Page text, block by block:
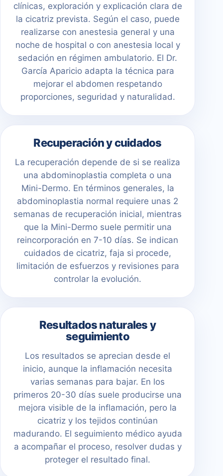
clínicas, exploración y explicación clara de
la cicatriz prevista. Según el caso, puede
realizarse con anestesia general y una
noche de hospital o con anestesia local y
sedación en régimen ambulatorio. El Dr.
García Aparicio adapta la técnica para
mejorar el abdomen respetando
proporciones, seguridad y naturalidad.
Recuperación y cuidados
La recuperación depende de si se realiza
una abdominoplastia completa o una
Mini-Dermo. En términos generales, la
abdominoplastia normal requiere unas 2
semanas de recuperación inicial, mientras
que la Mini-Dermo suele permitir una
reincorporación en 7-10 días. Se indican
cuidados de cicatriz, faja si procede,
limitación de esfuerzos y revisiones para
controlar la evolución.
Resultados naturales y
seguimiento
Los resultados se aprecian desde el
inicio, aunque la inflamación necesita
varias semanas para bajar. En los
primeros 20-30 días suele producirse una
mejora visible de la inflamación, pero la
cicatriz y los tejidos continúan
madurando. El seguimiento médico ayuda
a acompañar el proceso, resolver dudas y
proteger el resultado final.